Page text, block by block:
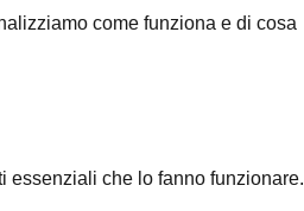
come funziona e di cosa
essenziali che lo fanno funzionare.